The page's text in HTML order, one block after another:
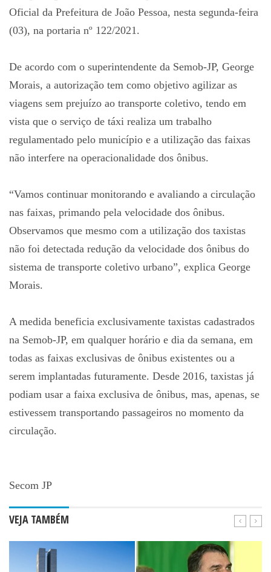
Oficial da Prefeitura de João Pessoa, nesta segunda-feira
(03), na portaria nº 122/2021.
De acordo com o superintendente da Semob-JP, George
Morais, a autorização tem como objetivo agilizar as
viagens sem prejuízo ao transporte coletivo, tendo em
vista que o serviço de táxi realiza um trabalho
regulamentado pelo município e a utilização das faixas
não interfere na operacionalidade dos ônibus.
“Vamos continuar monitorando e avaliando a circulação
nas faixas, primando pela velocidade dos ônibus.
Observamos que mesmo com a utilização dos taxistas
não foi detectada redução da velocidade dos ônibus do
sistema de transporte coletivo urbano”, explica George
Morais.
A medida beneficia exclusivamente taxistas cadastrados
na Semob-JP, em qualquer horário e dia da semana, em
todas as faixas exclusivas de ônibus existentes ou a
serem implantadas futuramente. Desde 2016, taxistas já
podiam usar a faixa exclusiva de ônibus, mas, apenas, se
estivessem transportando passageiros no momento da
circulação.
Secom JP
VEJA TAMBÉM